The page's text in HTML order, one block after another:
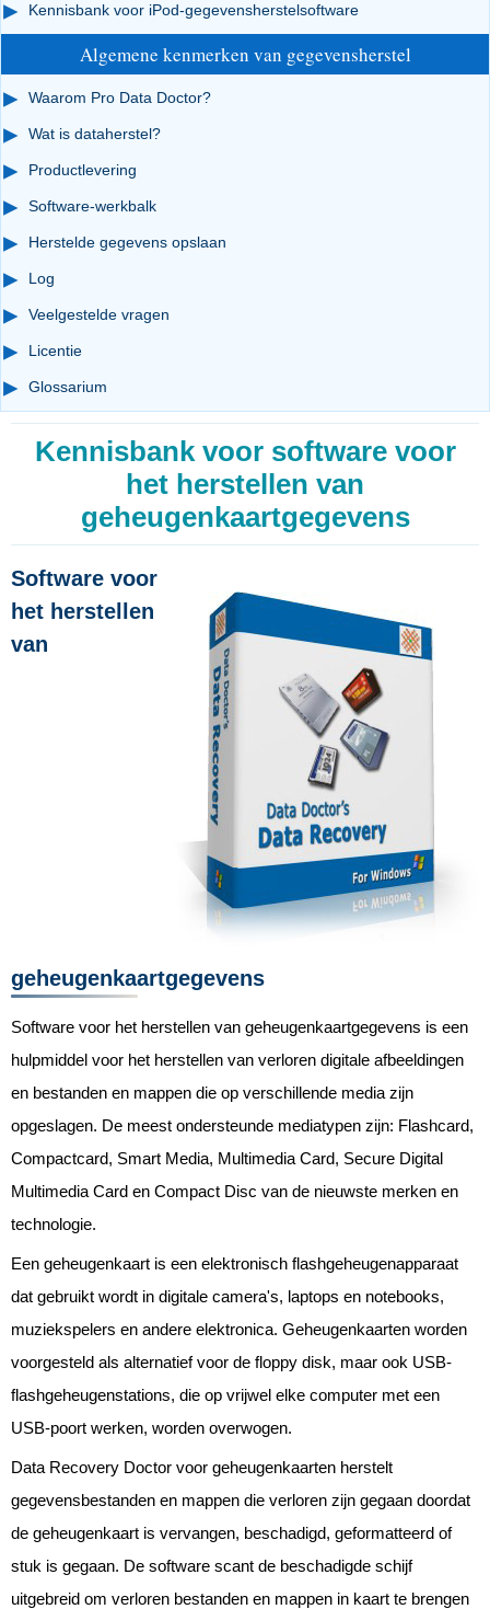
Kennisbank voor iPod-gegevensherstelsoftware
Algemene kenmerken van gegevensherstel
Waarom Pro Data Doctor?
Wat is dataherstel?
Productlevering
Software-werkbalk
Herstelde gegevens opslaan
Log
Veelgestelde vragen
Licentie
Glossarium
Kennisbank voor software voor
het herstellen van
geheugenkaartgegevens
Software voor
het herstellen
van
geheugenkaartgegevens
Software voor het herstellen van geheugenkaartgegevens is een
hulpmiddel voor het herstellen van verloren digitale afbeeldingen
en bestanden en mappen die op verschillende media zijn
opgeslagen. De meest ondersteunde mediatypen zijn: Flashcard,
Compactcard, Smart Media, Multimedia Card, Secure Digital
Multimedia Card en Compact Disc van de nieuwste merken en
technologie.
Een geheugenkaart is een elektronisch flashgeheugenapparaat
dat gebruikt wordt in digitale camera's, laptops en notebooks,
muziekspelers en andere elektronica. Geheugenkaarten worden
voorgesteld als alternatief voor de floppy disk, maar ook USB-
flashgeheugenstations, die op vrijwel elke computer met een
USB-poort werken, worden overwogen.
Data Recovery Doctor voor geheugenkaarten herstelt
gegevensbestanden en mappen die verloren zijn gegaan doordat
de geheugenkaart is vervangen, beschadigd, geformatteerd of
stuk is gegaan. De software scant de beschadigde schijf
uitgebreid om verloren bestanden en mappen in kaart te brengen